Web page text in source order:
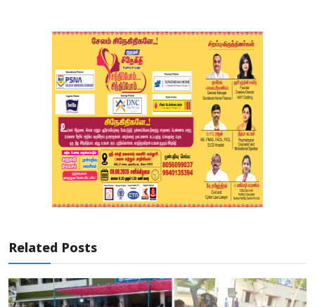
Related Posts